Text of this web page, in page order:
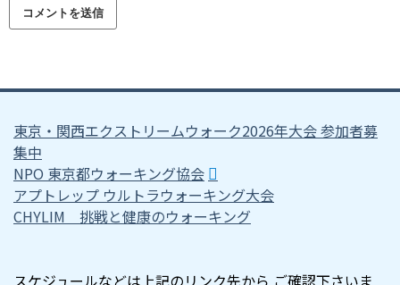
東京・関西エクストリームウォーク2026年大会 参加者募
集中
NPO 東京都ウォーキング協会
アプトレップ ウルトラウォーキング大会
CHYLIM 挑戦と健康のウォーキング
スケジュールなどは上記のリンク先から ご確認下さいま